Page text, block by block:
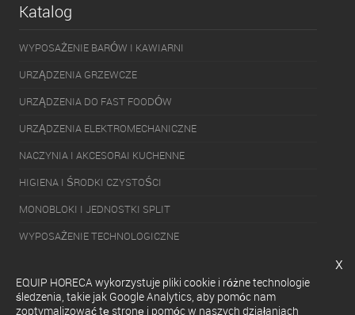
Katalog
WYPOSAŻENIE BARÓW I KAWIARNI
URZĄDZENIA GRZEWCZE
URZĄDZENIA DO FAST FOODÓW
URZĄDZENIA ELEKTROMECHANICZNE
NACZYNIA I AKCESORAI KUCHENNE
HIGIENA I ŚRODKI CZYSTOŚCI
MONOBLOKI I JEDNOSTKI SPLIT
WYPOSAŻENIE TECHNOLOGICZNE
URZĄDZENIA CHŁODNICZE
x
EQUIP HORECA wykorzystuje pliki cookie i różne technologie
śledzenia, takie jak Google Analytics, aby pomóc nam
zoptymalizować tę stronę i pomóc w naszych działaniach